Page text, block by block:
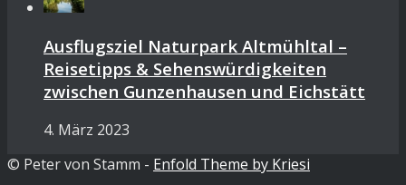
Ausflugsziel Naturpark Altmühltal –
Reisetipps & Sehenswürdigkeiten
zwischen Gunzenhausen und Eichstätt
4. März 2023
© Peter von Stamm - Enfold Theme by Kriesi